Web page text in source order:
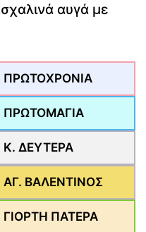
αυγά με
ΠΡΩΤΟΧΡΟΝΙΑ
ΠΡΩΤΟΜΑΓΙΑ
Κ. ΔΕΥΤΕΡΑ
ΑΓ. ΒΑΛΕΝΤΙΝΟΣ
ΓΙΟΡΤΗ ΠΑΤΕΡΑ